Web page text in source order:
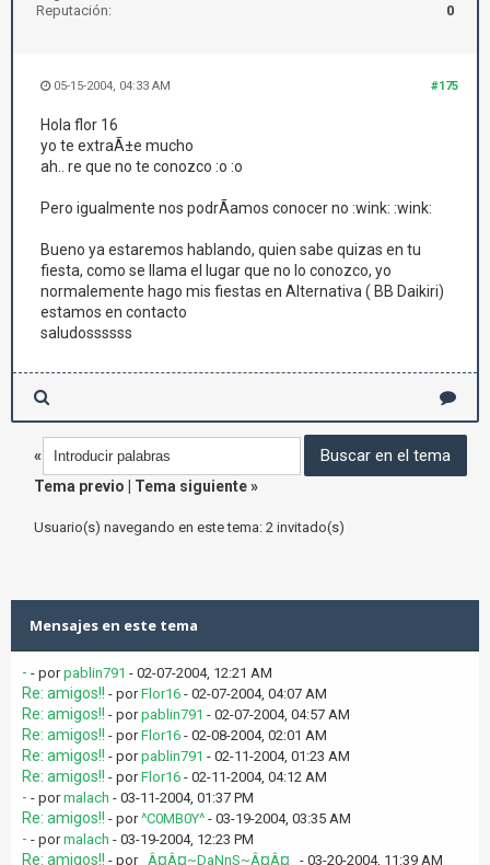
Reputación:
0
#175
05-15-2004, 04:33 AM
Hola flor 16
yo te extraÃ±e mucho
ah.. re que no te conozco :o :o
Pero igualmente nos podrÃ­amos conocer no :wink: :wink:
Bueno ya estaremos hablando, quien sabe quizas en tu
fiesta, como se llama el lugar que no lo conozco, yo
normalemente hago mis fiestas en Alternativa ( BB Daikiri)
estamos en contacto
saludossssss
«
Tema previo
Tema siguiente»
Usuario(s) navegando en este tema: 2 invitado(s)
Mensajes en este tema
- - porpablin791 - 02-07-2004, 12:21 AM
Re: amigos!! - porFlor16 - 02-07-2004, 04:07 AM
Re: amigos!! - porpablin791 - 02-07-2004, 04:57 AM
Re: amigos!! - porFlor16 - 02-08-2004, 02:01 AM
Re: amigos!! - porpablin791 - 02-11-2004, 01:23 AM
Re: amigos!! - porFlor16 - 02-11-2004, 04:12 AM
- - pormalach - 03-11-2004, 01:37 PM
Re: amigos!! - por^C0MB0Y^ - 03-19-2004, 03:35 AM
- - pormalach - 03-19-2004, 12:23 PM
Re: amigos!! - por _Â¤Â¤~DaNnS~Â¤Â¤_ - 03-20-2004, 11:39 AM